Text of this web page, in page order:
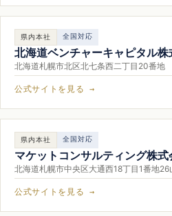
県内本社 全国対応
北海道ベンチャーキャピタル株
北海道札幌市北区北七条西二丁目20番地
公式サイトを見る →
県内本社 全国対応
マケットコンサルティング株式
北海道札幌市中央区大通西18丁目1番地
公式サイトを見る →